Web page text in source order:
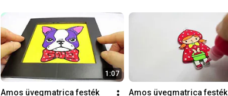
1:07
Amos üvegmatrica festék
Amos üvegmatrica festék